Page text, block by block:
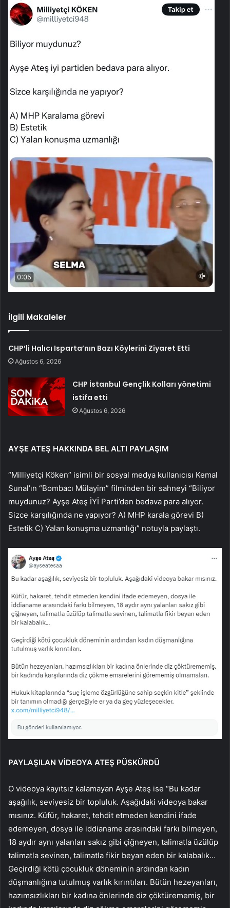
İlgili Makaleler
CHP’li Halıcı Isparta’nın Bazı Köylerini Ziyaret Etti
Ağustos 6, 2026
CHP İstanbul Gençlik Kolları yönetimi
istifa etti
Ağustos 6, 2026
AYŞE ATEŞ HAKKINDA BEL ALTI PAYLAŞIM
“Milliyetçi Köken” isimli bir sosyal medya kullanıcısı Kemal
Sunal’ın “Bombacı Mülayim” filminden bir sahneyi “Biliyor
muydunuz? Ayşe Ateş İYİ Parti’den bedava para alıyor.
Sizce karşılığında ne yapıyor? A) MHP karala görevi B)
Estetik C) Yalan konuşma uzmanlığı” notuyla paylaştı.
PAYLAŞILAN VİDEOYA ATEŞ PÜSKÜRDÜ
O videoya kayıtsız kalamayan Ayşe Ateş ise “Bu kadar
aşağılık, seviyesiz bir topluluk. Aşağıdaki videoya bakar
mısınız. Küfür, hakaret, tehdit etmeden kendini ifade
edemeyen, dosya ile iddianame arasındaki farkı bilmeyen,
18 aydır aynı yalanları sakız gibi çiğneyen, talimatla üzülüp
talimatla sevinen, talimatla fikir beyan eden bir kalabalık…
Geçirdiği kötü çocukluk döneminin ardından kadın
düşmanlığına tutulmuş varlık kırıntıları. Bütün hezeyanları,
hazımsızlıkları bir kadına önlerinde diz çöktürememiş, bir